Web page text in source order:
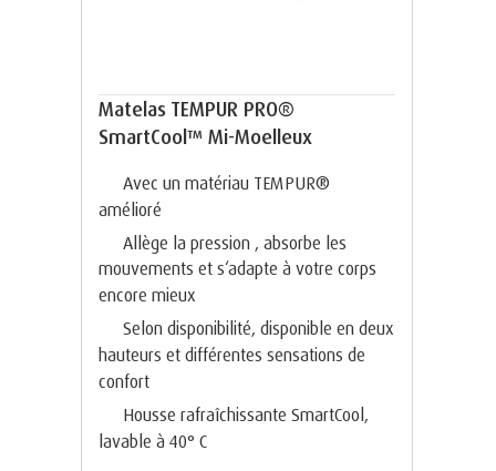
Matelas TEMPUR PRO®
SmartCool™ Mi-Moelleux
Avec un matériau TEMPUR®
amélioré
Allège la pression , absorbe les
mouvements et s‘adapte à votre corps
encore mieux
Selon disponibilité, disponible en deux
hauteurs et différentes sensations de
confort
Housse rafraîchissante SmartCool,
lavable à 40° C